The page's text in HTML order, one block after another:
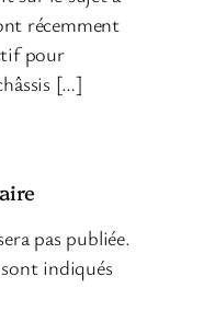
récemment
pour
[…]
pas publiée.
indiqués